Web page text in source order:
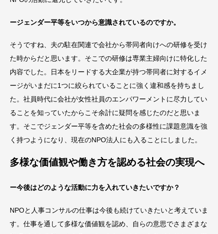
ージェンダー平等をいつから意識されているのですか。
そうですね、夫の駐在関連で会社から帯同者向けへの研修を受け
た時からだと思います。そこでの研修は専業主婦向けに特化した
内容でした。日本をリードする大企業が持つ帯同者に対するイメ
ージがいまだに1つに絞られていることに強く違和感を持ちまし
た。社員時代に会社が女性社員のエンパワーメントに尽力してい
ることを知っていたからこそ余計に疑問を感じたのだと思いま
す。そこでジェンダー平等を含めた社会の多様性に課題意識を強
く持つようになり、現在のNPO法人にも入ることにしました。
多様な価値観や働き方を認める社会の実現へ
ー今後はどのような活動に力を入れていきたいですか？
NPOと人事コンサルの仕事は今後も続けていきたいと考えていま
す。仕事を通して多様な価値観を認め、自らの意思でさまざまな